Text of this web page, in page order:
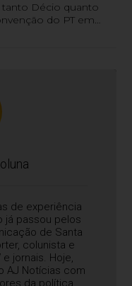
tanto Décio quanto
do PT em
de experiência
já passou pelos
de Santa
colunista e
jornais. Hoje,
AJ Notícias com
da política